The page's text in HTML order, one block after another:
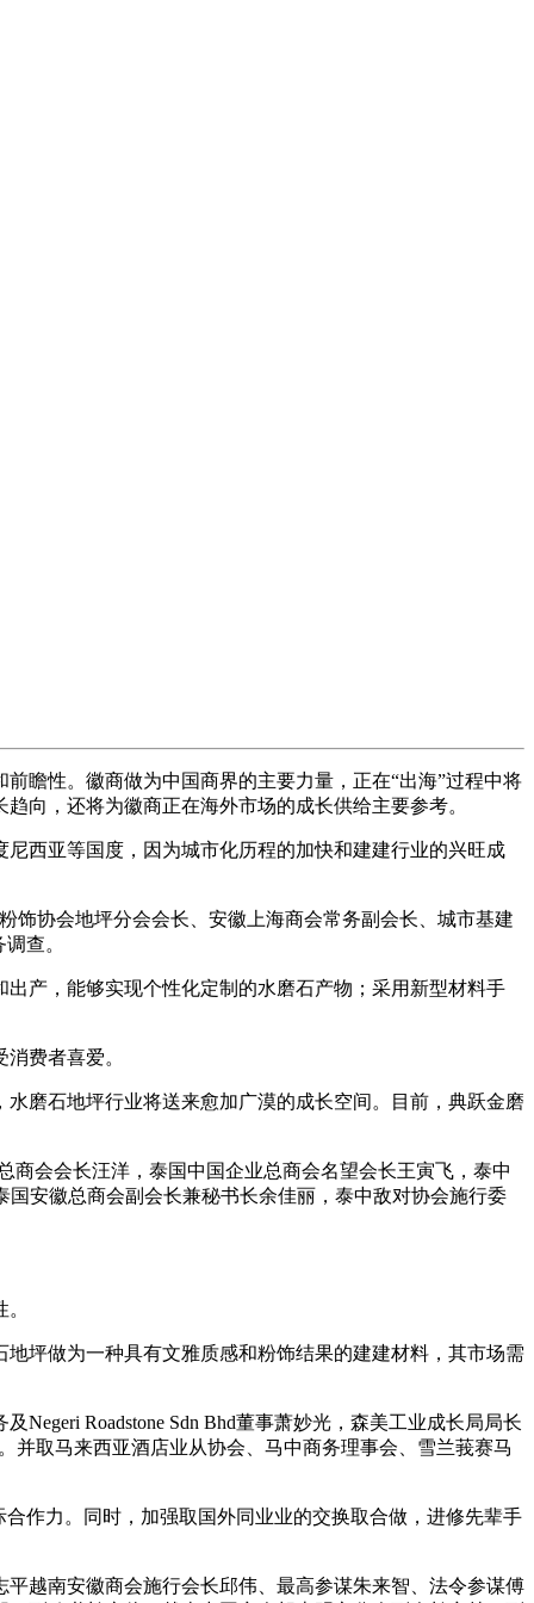
性。徽商做为中国商界的主要力量，正在“出海”过程中将
向，还将为徽商正在海外市场的成长供给主要参考。
西亚等国度，因为城市化历程的加快和建建行业的兴旺成
协会地坪分会会长、安徽上海商会常务副会长、城市基建
查。
产，能够实现个性化定制的水磨石产物；采用新型材料手
费者喜爱。
磨石地坪行业将送来愈加广漠的成长空间。目前，典跃金磨
会会长汪洋，泰国中国企业总商会名望会长王寅飞，泰中
安徽总商会副会长兼秘书长余佳丽，泰中敌对协会施行委
坪做为一种具有文雅质感和粉饰结果的建建材料，其市场需
Roadstone Sdn Bhd董事萧妙光，森美工业成长局局长
并取马来西亚酒店业从协会、马中商务理事会、雪兰莪赛马
力。同时，加强取国外同业业的交换取合做，进修先辈手
越南安徽商会施行会长邱伟、最高参谋朱来智、法令参谋傅